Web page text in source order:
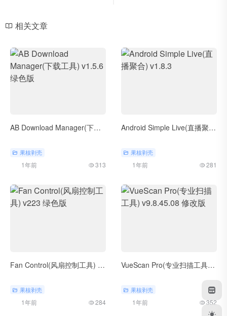
相关文章
AB Download Manager(下载工具) v1.5.6 绿色版
果核剥壳
1年前 313
Android Simple Live(直播聚合) v1.8.3
果核剥壳
1年前 281
Fan Control(风扇控制工具) v223 绿色版
果核剥壳
1年前 284
VueScan Pro(专业扫描工具) v9.8.45.08 修改版
果核剥壳
1年前 352